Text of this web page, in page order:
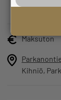
Maksuton
Kihniö